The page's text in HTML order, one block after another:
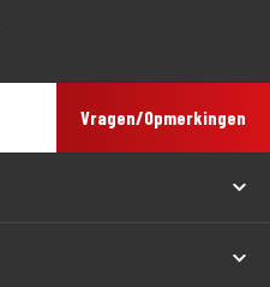
Vragen/Opmerkingen